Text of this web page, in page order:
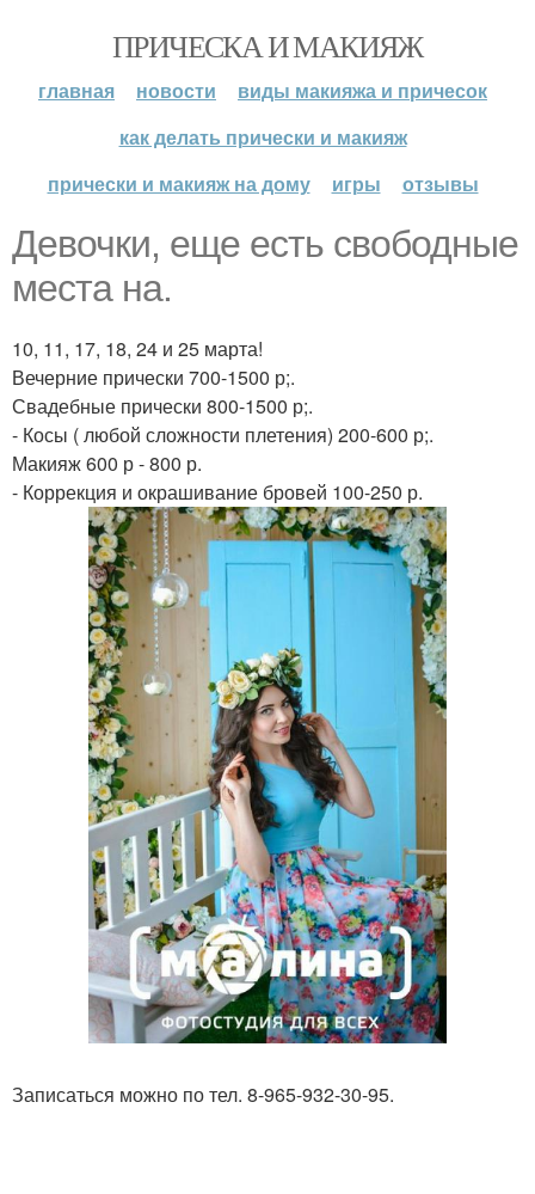
ПРИЧЕСКА И МАКИЯЖ
главная новости
виды макияжа и причесок
как делать прически и макияж
прически и макияж на дому
игры отзывы
Девочки, еще есть свободные
места на.
10, 11, 17, 18, 24 и 25 марта!
Вечерние прически 700-1500 р;.
Свадебные прически 800-1500 р;.
- Косы ( любой сложности плетения) 200-600 р;.
Макияж 600 р - 800 р.
- Коррекция и окрашивание бровей 100-250 р.
Записаться можно по тел. 8-965-932-30-95.